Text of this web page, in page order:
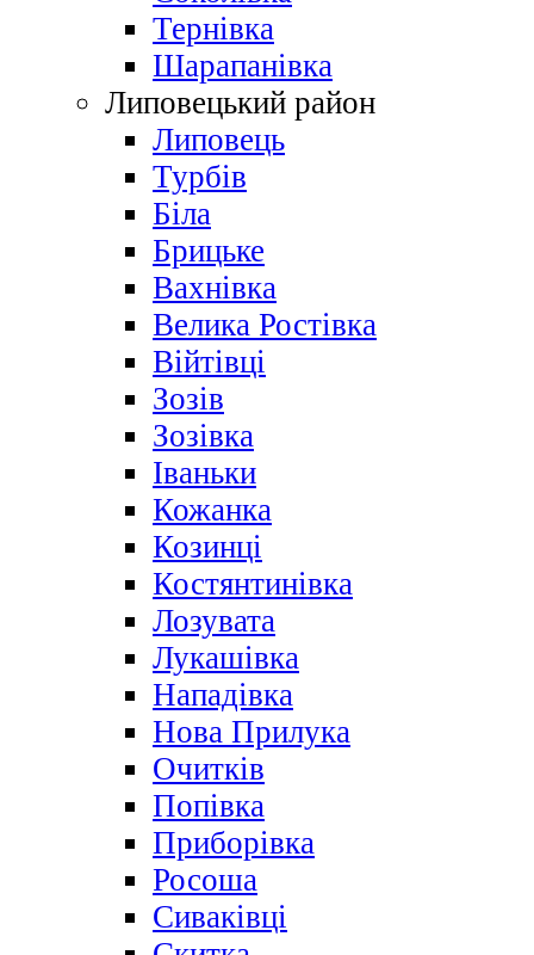
Тернівка
Шарапанівка
Липовецький район
Липовець
Турбів
Біла
Брицьке
Вахнівка
Велика Ростівка
Війтівці
Зозів
Зозівка
Іваньки
Кожанка
Козинці
Костянтинівка
Лозувата
Лукашівка
Нападівка
Нова Прилука
Очитків
Попівка
Приборівка
Росоша
Сиваківці